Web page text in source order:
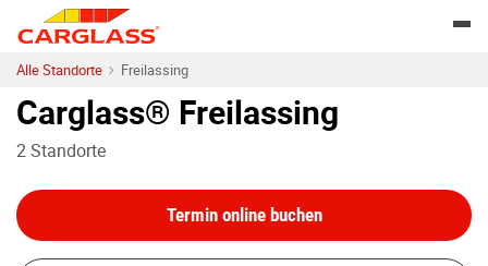
Skip to content
Return to Nav
Alle Standorte Freilassing
Carglass® Freilassing
2Standorte
Termin online buchen